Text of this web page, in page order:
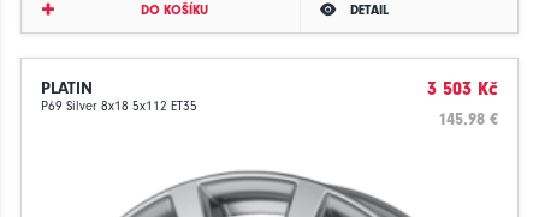
DO KOŠÍKU DETAIL
PLATIN
P69 Silver 8x18 5x112 ET35
3 503 Kč
145.98 €